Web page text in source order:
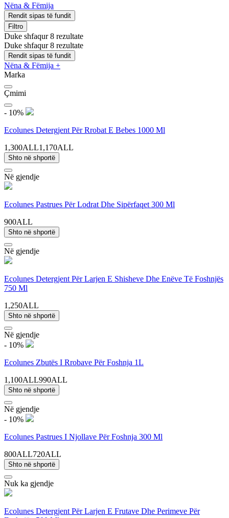
Nëna & Fëmija
Rendit sipas të fundit
Filtro
Duke shfaqur 8 rezultate
Duke shfaqur 8 rezultate
Rendit sipas të fundit
Nëna & Fëmija +
Marka
Çmimi
- 10%
Ecolunes Detergjent Për Rrobat E Bebes 1000 Ml
1,300ALL1,170ALL
Shto në shportë
Në gjendje
Ecolunes Pastrues Për Lodrat Dhe Sipërfaqet 300 Ml
900ALL
Shto në shportë
Në gjendje
Ecolunes Detergjent Për Larjen E Shisheve Dhe Enëve Të Foshnjës
750 Ml
1,250ALL
Shto në shportë
Në gjendje
- 10%
Ecolunes Zbutës I Rrobave Për Foshnja 1L
1,100ALL990ALL
Shto në shportë
Në gjendje
- 10%
Ecolunes Pastrues I Njollave Për Foshnja 300 Ml
800ALL720ALL
Shto në shportë
Nuk ka gjendje
Ecolunes Detergjent Për Larjen E Frutave Dhe Perimeve Për